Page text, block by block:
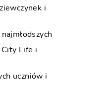
i
Life i
uczniów i